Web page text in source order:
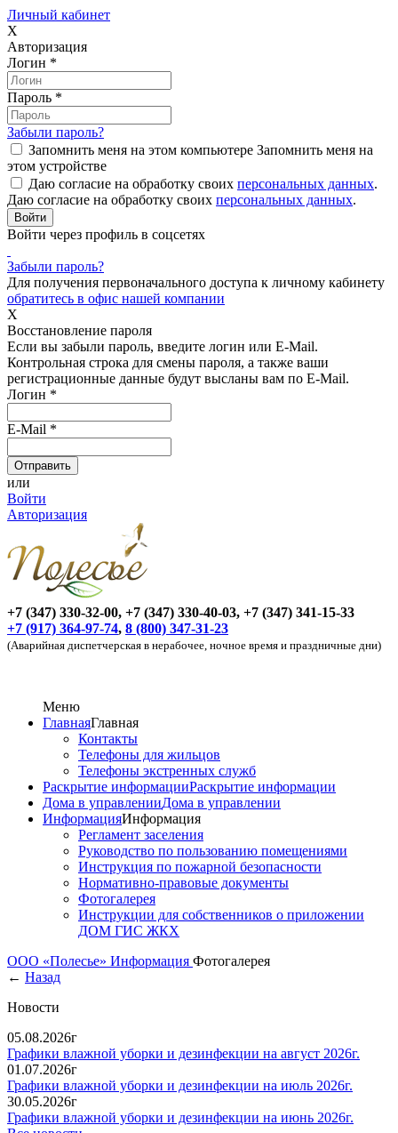
Личный кабинет
X
Авторизация
Логин *
Пароль *
Забыли пароль?
Запомнить меня на этом компьютере Запомнить меня на
этом устройстве
Даю согласие на обработку своих персональных данных.
Даю согласие на обработку своих персональных данных.
Войти через профиль в соцсетях
Забыли пароль?
Для получения первоначального доступа к личному кабинету
обратитесь в офис нашей компании
X
Восстановление пароля
Если вы забыли пароль, введите логин или E-Mail.
Контрольная строка для смены пароля, а также ваши
регистрационные данные будут высланы вам по E-Mail.
Логин *
E-Mail *
или
Войти
Авторизация
+7 (347) 330-32-00, +7 (347) 330-40-03, +7 (347) 341-15-33
+7 (917) 364-97-74, 8 (800) 347-31-23
(Аварийная диспетчерская в нерабочее, ночное время и праздничные дни)
Меню
ГлавнаяГлавная
Контакты
Телефоны для жильцов
Телефоны экстренных служб
Раскрытие информацииРаскрытие информации
Дома в управленииДома в управлении
ИнформацияИнформация
Регламент заселения
Руководство по пользованию помещениями
Инструкция по пожарной безопасности
Нормативно-правовые документы
Фотогалерея
Инструкции для собственников о приложении
ДОМ ГИС ЖКХ
ООО «Полесье» Информация Фотогалерея
← Назад
Новости
05.08.2026г
Графики влажной уборки и дезинфекции на август 2026г.
01.07.2026г
Графики влажной уборки и дезинфекции на июль 2026г.
30.05.2026г
Графики влажной уборки и дезинфекции на июнь 2026г.